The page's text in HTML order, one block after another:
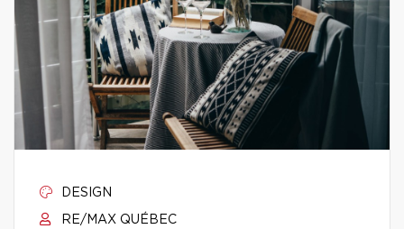
DESIGN
RE/MAX QUÉBEC